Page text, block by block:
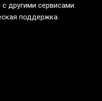
другими сервисами.
поддержка.